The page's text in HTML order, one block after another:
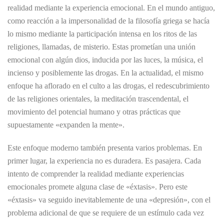
realidad mediante la experiencia emocional. En el mundo antiguo,
como reacción a la impersonalidad de la filosofía griega se hacía
lo mismo mediante la participación intensa en los ritos de las
religiones, llamadas, de misterio. Estas prometían una unión
emocional con algún dios, inducida por las luces, la música, el
incienso y posiblemente las drogas. En la actualidad, el mismo
enfoque ha aflorado en el culto a las drogas, el redescubrimiento
de las religiones orientales, la meditación trascendental, el
movimiento del potencial humano y otras prácticas que
supuestamente «expanden la mente».
Este enfoque moderno también presenta varios problemas. En
primer lugar, la experiencia no es duradera. Es pasajera. Cada
intento de comprender la realidad mediante experiencias
emocionales promete alguna clase de «éxtasis». Pero este
«éxtasis» va seguido inevitablemente de una «depresión», con el
problema adicional de que se requiere de un estímulo cada vez